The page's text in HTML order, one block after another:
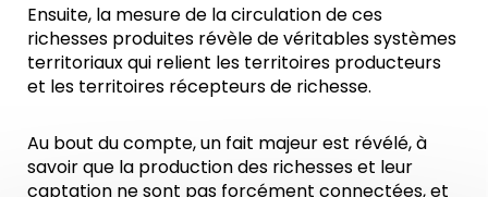
Ensuite, la mesure de la circulation de ces
richesses produites révèle de véritables systèmes
territoriaux qui relient les territoires producteurs
et les territoires récepteurs de richesse.
Au bout du compte, un fait majeur est révélé, à
savoir que la production des richesses et leur
captation ne sont pas forcément connectées, et